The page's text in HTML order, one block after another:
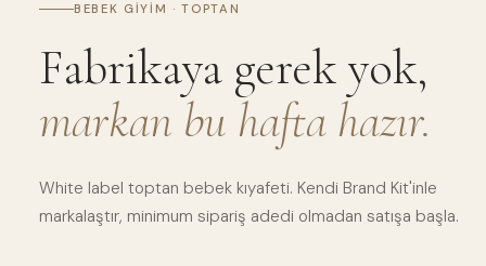
BEBEK GIYIM · TOPTAN
Fabrikaya gerek yok,
markan bu hafta hazır.
White label toptan bebek kıyafeti. Kendi Brand Kit'inle
markalaştır, minimum sipariş adedi olmadan satışa başla.